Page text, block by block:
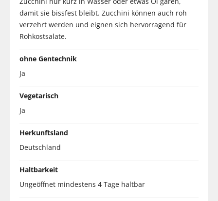
damit sie bissfest bleibt. Zucchini können auch roh
verzehrt werden und eignen sich hervorragend für
Rohkostsalate.
ohne Gentechnik
Ja
Vegetarisch
Ja
Herkunftsland
Deutschland
Haltbarkeit
Ungeöffnet mindestens 4 Tage haltbar